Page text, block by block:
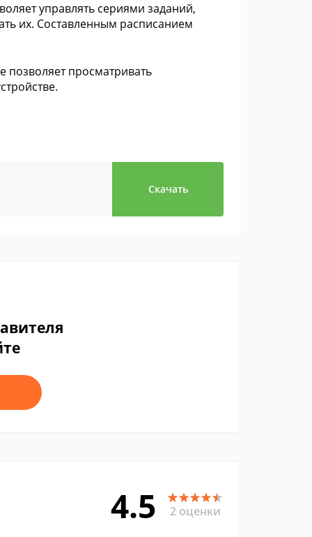
управлять сериями заданий,
их. Составленным расписанием
позволяет просматривать
Скачать
4.5 2 оценки